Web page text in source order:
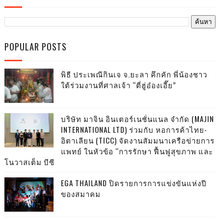
POPULAR POSTS
พิธี ประเพณีกินเจ จ.ยะลา คึกคัก พี่น้องชาว
ใต้ร่วมงานที่ศาลเจ้า “ตี่ฮู่อ๋องเอี๊ย”
บริษัท มาจิน อินเตอร์เนชั่นแนล จำกัด (MAJIN
INTERNATIONAL LTD) ร่วมกับ หอการค้าไทย-
อิตาเลียน (TICC) จัดงานสัมมนาเครือข่ายการ
แพทย์ ในหัวข้อ “การรักษา ฟื้นฟูสุขภาพ และ
โนวาสเต็ม บีซี
EGA THAILAND ปิดรายการการแข่งขันแห่งปี
ของสมาคม